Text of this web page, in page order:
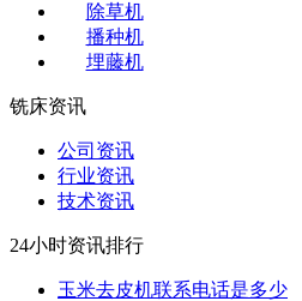
除草机
播种机
埋藤机
铣床资讯
公司资讯
行业资讯
技术资讯
24小时资讯排行
玉米去皮机联系电话是多少